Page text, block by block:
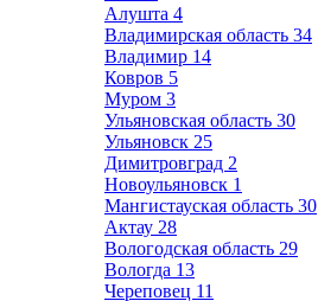
Алушта 4
Владимирская область 34
Владимир 14
Ковров 5
Муром 3
Ульяновская область 30
Ульяновск 25
Димитровград 2
Новоульяновск 1
Мангистауская область 30
Актау 28
Вологодская область 29
Вологда 13
Череповец 11